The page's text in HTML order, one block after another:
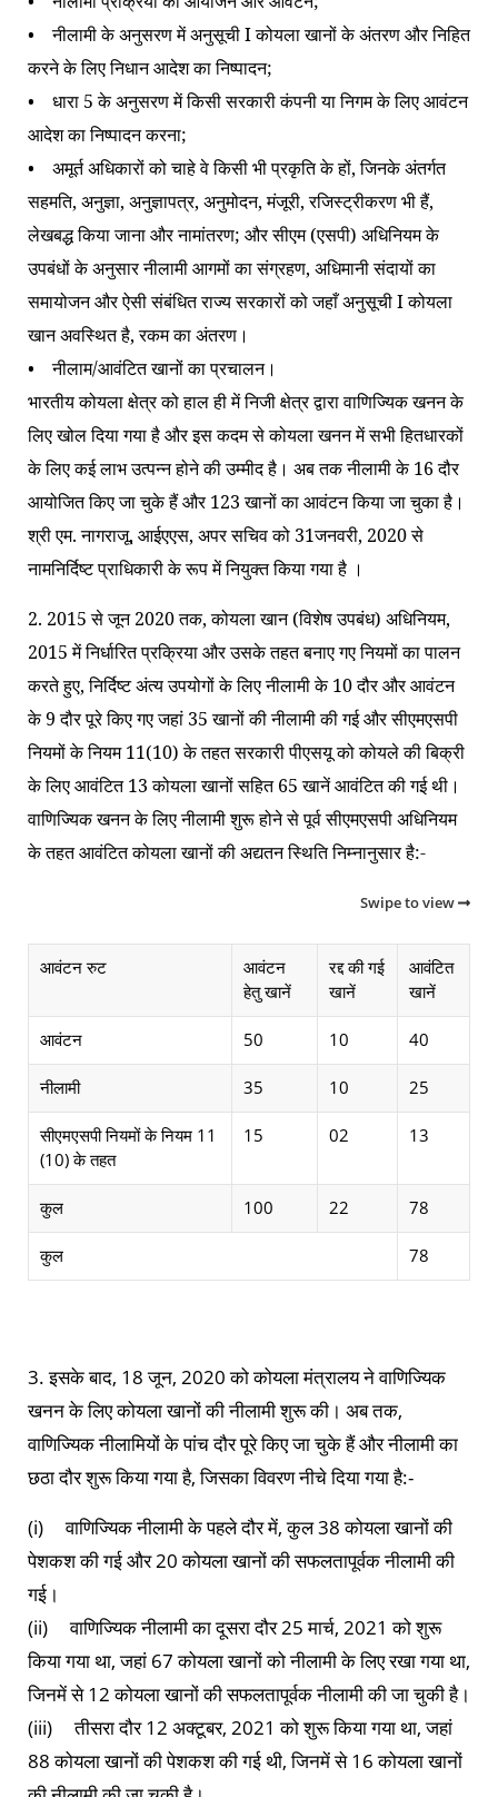
• नीलामी के अनुसरण में अनुसूची I कोयला खानों के अंतरण और निहित
करने के लिए निधान आदेश का निष्पादन;
• धारा 5 के अनुसरण में किसी सरकारी कंपनी या निगम के लिए आवंटन
आदेश का निष्पादन करना;
• अमूर्त अधिकारों को चाहे वे किसी भी प्रकृति के हों, जिनके अंतर्गत
सहमति, अनुज्ञा, अनुज्ञापत्र, अनुमोदन, मंजूरी, रजिस्ट्रीकरण भी हैं,
लेखबद्ध किया जाना और नामांतरण; और सीएम (एसपी) अधिनियम के
उपबंधों के अनुसार नीलामी आगमों का संग्रहण, अधिमानी संदायों का
समायोजन और ऐसी संबंधित राज्य सरकारों को जहाँ अनुसूची I कोयला
खान अवस्थित है, रकम का अंतरण।
• नीलाम/आवंटित खानों का प्रचालन।
भारतीय कोयला क्षेत्र को हाल ही में निजी क्षेत्र द्वारा वाणिज्यिक खनन के
लिए खोल दिया गया है और इस कदम से कोयला खनन में सभी हितधारकों
के लिए कई लाभ उत्पन्न होने की उम्मीद है। अब तक नीलामी के 16 दौर
आयोजित किए जा चुके हैं और 123 खानों का आवंटन किया जा चुका है।
श्री एम. नागराजू, आईएएस, अपर सचिव को 31जनवरी, 2020 से
नामनिर्दिष्ट प्राधिकारी के रूप में नियुक्त किया गया है ।
2. 2015 से जून 2020 तक, कोयला खान (विशेष उपबंध) अधिनियम,
2015 में निर्धारित प्रक्रिया और उसके तहत बनाए गए नियमों का पालन
करते हुए, निर्दिष्ट अंत्य उपयोगों के लिए नीलामी के 10 दौर और आवंटन
के 9 दौर पूरे किए गए जहां 35 खानों की नीलामी की गई और सीएमएसपी
नियमों के नियम 11(10) के तहत सरकारी पीएसयू को कोयले की बिक्री
के लिए आवंटित 13 कोयला खानों सहित 65 खानें आवंटित की गई थी।
वाणिज्यिक खनन के लिए नीलामी शुरू होने से पूर्व सीएमएसपी अधिनियम
के तहत आवंटित कोयला खानों की अद्यतन स्थिति निम्नानुसार है:-
Swipe to view
आवंटन रुट
आवंटन
हेतु खानें
रद्द की गई
खानें
आवंटित
खानें
आवंटन 50 10 40
नीलामी 35 10 25
सीएमएसपी नियमों के नियम 11
(10) के तहत
15 02 13
कुल 100 22 78
कुल 78
3. इसके बाद, 18 जून, 2020 को कोयला मंत्रालय ने वाणिज्यिक
खनन के लिए कोयला खानों की नीलामी शुरू की। अब तक,
वाणिज्यिक नीलामियों के पांच दौर पूरे किए जा चुके हैं और नीलामी का
छठा दौर शुरू किया गया है, जिसका विवरण नीचे दिया गया है:-
(i) वाणिज्यिक नीलामी के पहले दौर में, कुल 38 कोयला खानों की
पेशकश की गई और 20 कोयला खानों की सफलतापूर्वक नीलामी की
गई।
(ii) वाणिज्यिक नीलामी का दूसरा दौर 25 मार्च, 2021 को शुरू
किया गया था, जहां 67 कोयला खानों को नीलामी के लिए रखा गया था,
जिनमें से 12 कोयला खानों की सफलतापूर्वक नीलामी की जा चुकी है।
(iii) तीसरा दौर 12 अक्टूबर, 2021 को शुरू किया गया था, जहां
88 कोयला खानों की पेशकश की गई थी, जिनमें से 16 कोयला खानों